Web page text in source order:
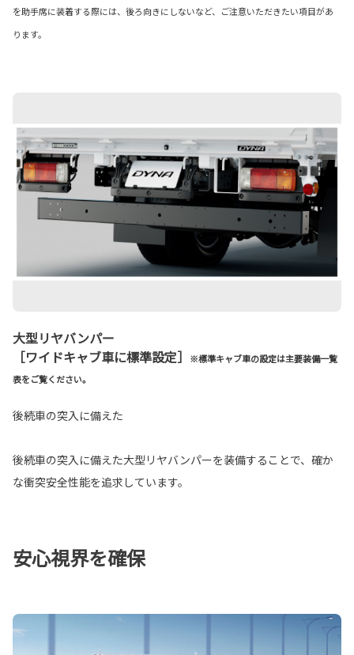
を助手席に装着する際には、後ろ向きにしないなど、ご注意いただきたい項目があ
ります。
大型リヤバンパー
［ワイドキャブ車に標準設定］
※標準キャブ車の設定は主要装備一覧
表をご覧ください。
後続車の突入に備えた
後続車の突入に備えた大型リヤバンパーを装備することで、確か
な衝突安全性能を追求しています。
安心視界を確保